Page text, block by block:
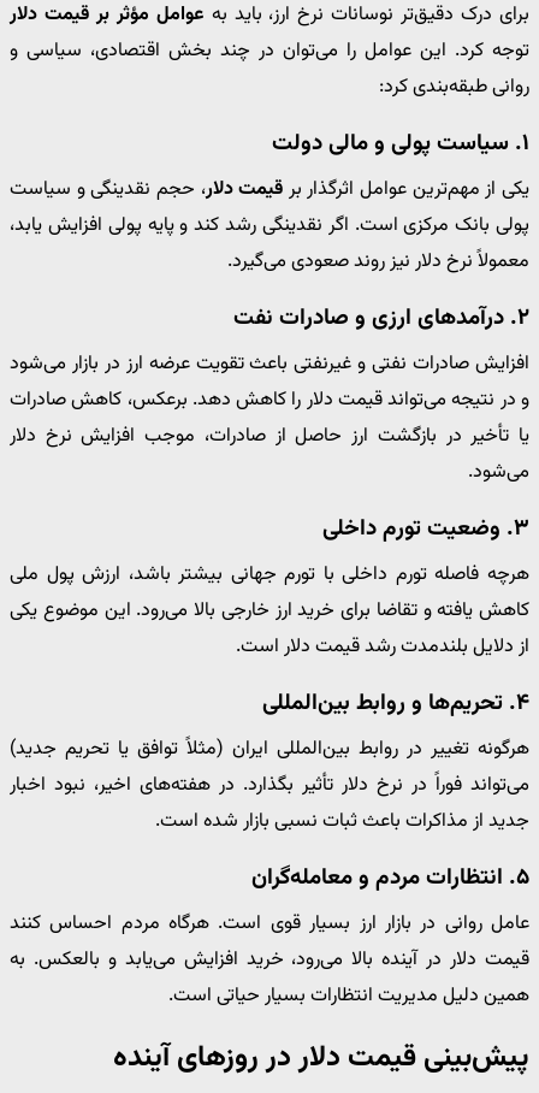
برای درک دقیق‌تر نوسانات نرخ ارز، باید به عوامل مؤثر بر قیمت دلار
توجه کرد. این عوامل را می‌توان در چند بخش اقتصادی، سیاسی و
روانی طبقه‌بندی کرد:
۱. سیاست پولی و مالی دولت
یکی از مهم‌ترین عوامل اثرگذار بر قیمت دلار، حجم نقدینگی و سیاست
پولی بانک مرکزی است. اگر نقدینگی رشد کند و پایه پولی افزایش یابد،
معمولاً نرخ دلار نیز روند صعودی می‌گیرد.
۲. درآمدهای ارزی و صادرات نفت
افزایش صادرات نفتی و غیرنفتی باعث تقویت عرضه ارز در بازار می‌شود
و در نتیجه می‌تواند قیمت دلار را کاهش دهد. برعکس، کاهش صادرات
یا تأخیر در بازگشت ارز حاصل از صادرات، موجب افزایش نرخ دلار
می‌شود.
۳. وضعیت تورم داخلی
هرچه فاصله تورم داخلی با تورم جهانی بیشتر باشد، ارزش پول ملی
کاهش یافته و تقاضا برای خرید ارز خارجی بالا می‌رود. این موضوع یکی
از دلایل بلندمدت رشد قیمت دلار است.
۴. تحریم‌ها و روابط بین‌المللی
هرگونه تغییر در روابط بین‌المللی ایران (مثلاً توافق یا تحریم جدید)
می‌تواند فوراً در نرخ دلار تأثیر بگذارد. در هفته‌های اخیر، نبود اخبار
جدید از مذاکرات باعث ثبات نسبی بازار شده است.
۵. انتظارات مردم و معامله‌گران
عامل روانی در بازار ارز بسیار قوی است. هرگاه مردم احساس کنند
قیمت دلار در آینده بالا می‌رود، خرید افزایش می‌یابد و بالعکس. به
همین دلیل مدیریت انتظارات بسیار حیاتی است.
پیش‌بینی قیمت دلار در روزهای آینده